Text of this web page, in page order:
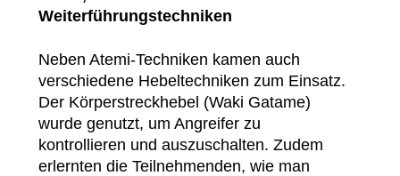
Weiterführungstechniken
Neben Atemi-Techniken kamen auch
verschiedene Hebeltechniken zum Einsatz.
Der Körperstreckhebel (Waki Gatame)
wurde genutzt, um Angreifer zu
kontrollieren und auszuschalten. Zudem
erlernten die Teilnehmenden, wie man